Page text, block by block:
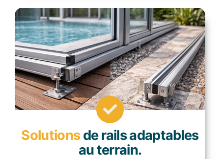
Solutionsde rails adaptables
au terrain.